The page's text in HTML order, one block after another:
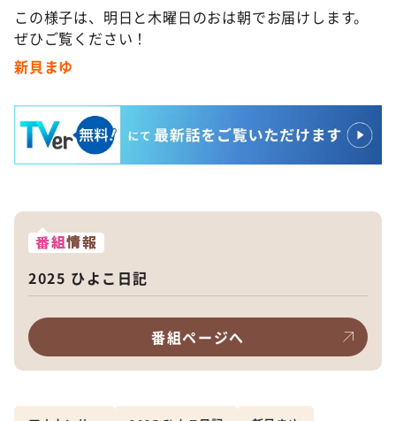
この様子は、明日と木曜日のおは朝でお届けします。
ぜひご覧ください！
新貝まゆ
番組情報
2025 ひよこ日記
番組ページへ